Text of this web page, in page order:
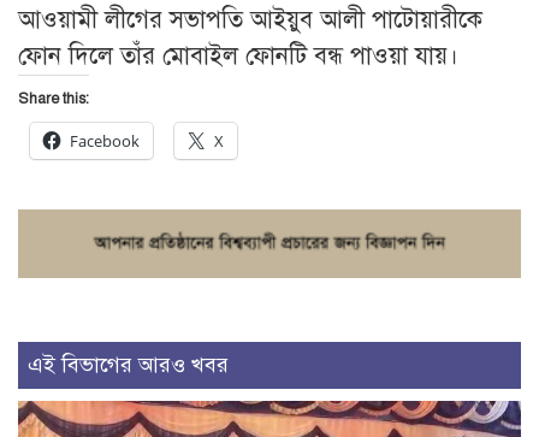
আওয়ামী লীগের সভাপতি আইয়ুব আলী পাটোয়ারীকে
ফোন দিলে তাঁর মোবাইল ফোনটি বন্ধ পাওয়া যায়।
Share this:
Facebook X
এই বিভাগের আরও খবর